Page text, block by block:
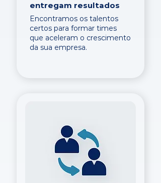
entregam resultados
Encontramos os talentos
certos para formar times
que aceleram o crescimento
da sua empresa.